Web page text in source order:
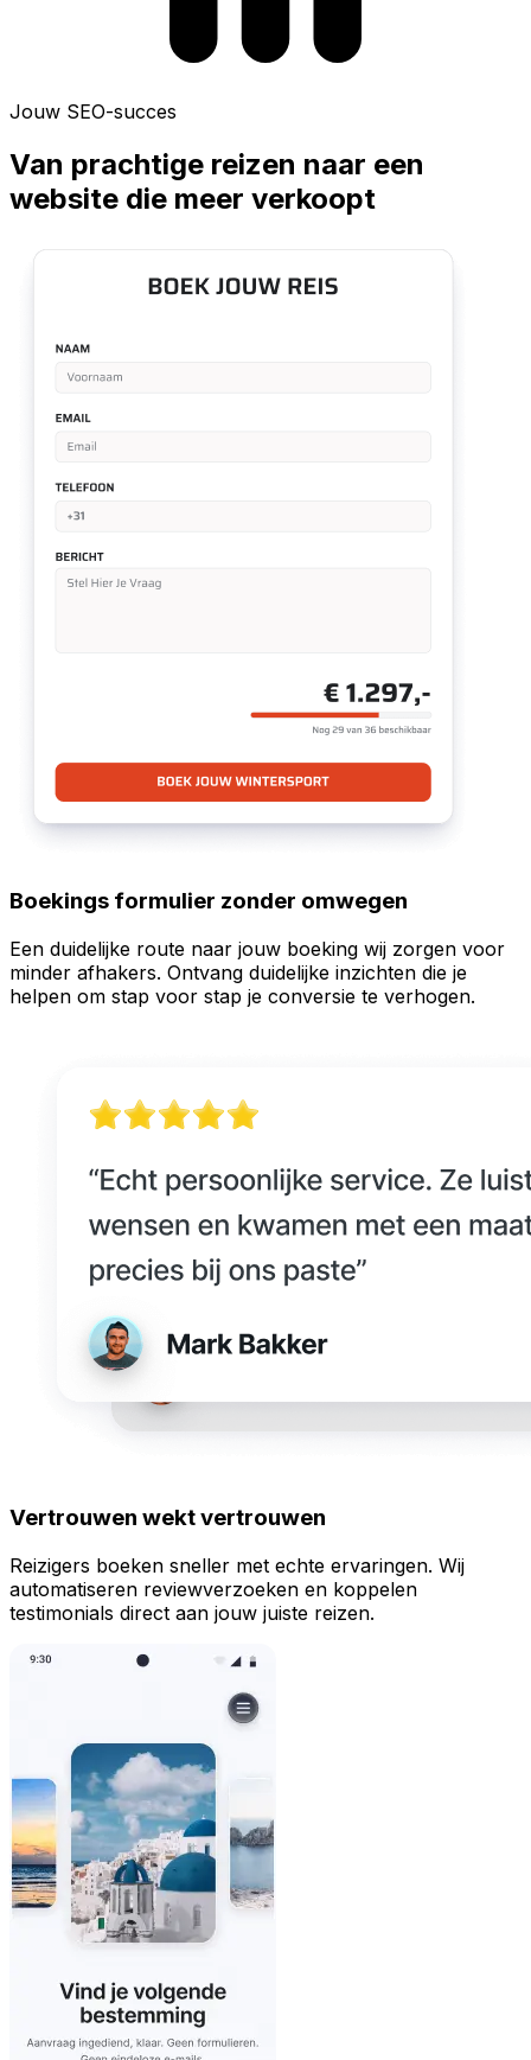
Jouw SEO-succes
Van prachtige reizen naar een
website die meer verkoopt
Boekings formulier zonder omwegen
Een duidelijke route naar jouw boeking wij zorgen voor
minder afhakers. Ontvang duidelijke inzichten die je
helpen om stap voor stap je conversie te verhogen.
Vertrouwen wekt vertrouwen
Reizigers boeken sneller met echte ervaringen. Wij
automatiseren reviewverzoeken en koppelen
testimonials direct aan jouw juiste reizen.